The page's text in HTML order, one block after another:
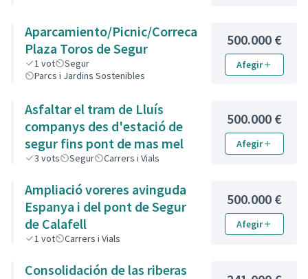
Aparcamiento/Picnic/Correcan
Plaza Toros de Segur
1 vot
Segur
Parcs i Jardins Sostenibles
500.000 €
Afegir
Asfaltar el tram de Lluís
companys des d'estació de
segur fins pont de mas mel
3 vots Segur Carrers i Vials
500.000 €
Afegir
Ampliació voreres avinguda
Espanya i del pont de Segur
de Calafell
1 vot Carrers i Vials
500.000 €
Afegir
Consolidación de las riberas